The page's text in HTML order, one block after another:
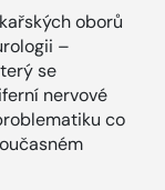
oborů
–
se
nervové
co